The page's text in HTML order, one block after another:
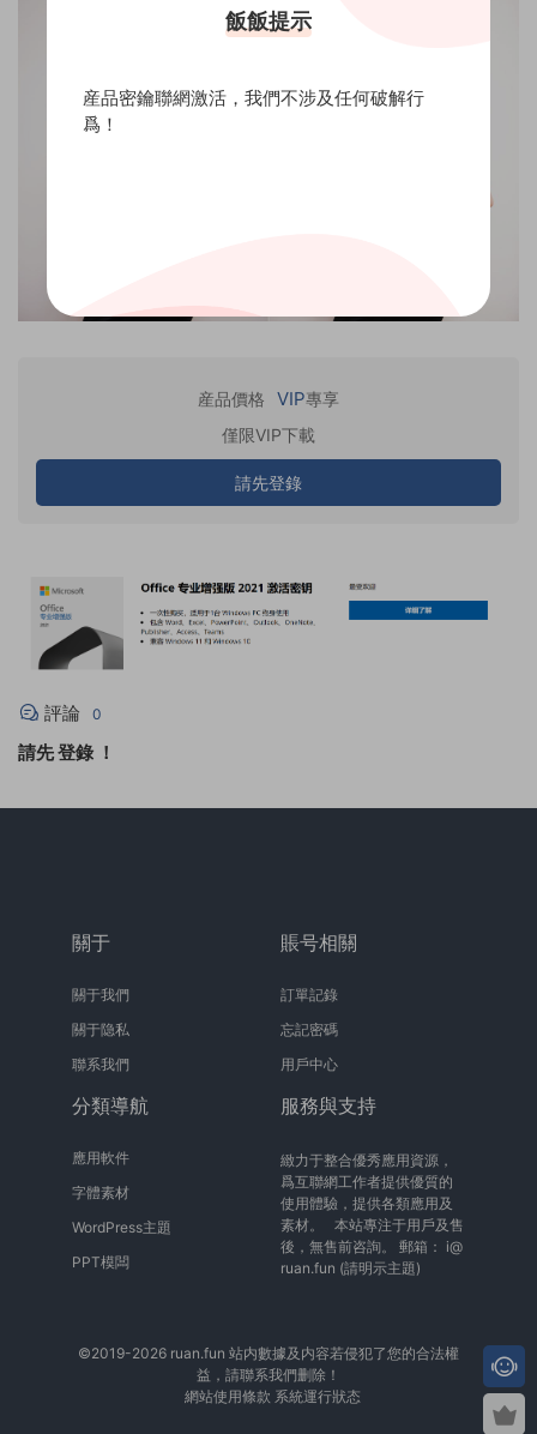
産品價格 VIP專享
僅限VIP下載
請先登錄
評論 0
請先登錄 ！
關于
關于我們
關于隐私
聯系我們
賬号相關
訂單記錄
忘記密碼
用戶中心
分類導航
應用軟件
字體素材
WordPress主題
PPT模闆
服務與支持
緻力于整合優秀應用資源，
爲互聯網工作者提供優質的
使用體驗，提供各類應用及
素材。 本站專注于用戶及售
後，無售前咨詢。 郵箱： i@
ruan.fun (請明示主題)
©2019-2026 ruan.fun 站内數據及内容若侵犯了您的合法權
益，請聯系我們删除！
網站使用條款 系統運行狀态
飯飯提示
産品密鑰聯網激活，我們不涉及任何破解行
爲！